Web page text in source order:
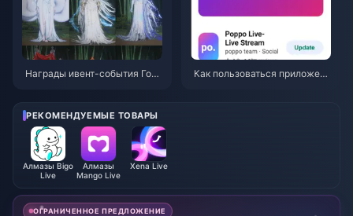
Награды ивент-события Горн
к, валюта и приоритеты
Как пользоваться приложени
РЕКОМЕНДУЕМЫЕ ТОВАРЫ
Алмазы Bigo
Live
Алмазы
Mango Live
Xena Live
ОГРАНИЧЕННОЕ ПРЕДЛОЖЕНИЕ